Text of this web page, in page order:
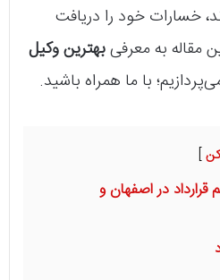
خسارات خود را دریافت
مقاله به معرفیبهترین وکیل
با ما همراه باشید.
در اصفهان و